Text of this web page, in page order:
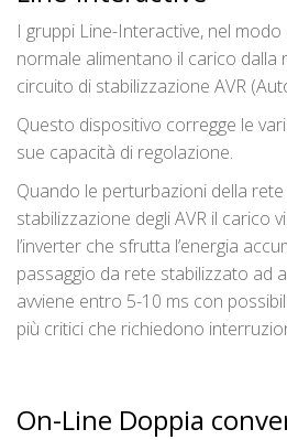
I gruppi Line-Interactive, nel
normale alimentano il carico dalla
circuito di stabilizzazione AVR
Questo dispositivo corregge le
sue capacità di regolazione.
Quando le perturbazioni della
stabilizzazione degli AVR il carico
l’inverter che sfrutta l’energia
passaggio da rete stabilizzato ad
avviene entro 5-10 ms con
più critici che richiedono
On-Line Doppia